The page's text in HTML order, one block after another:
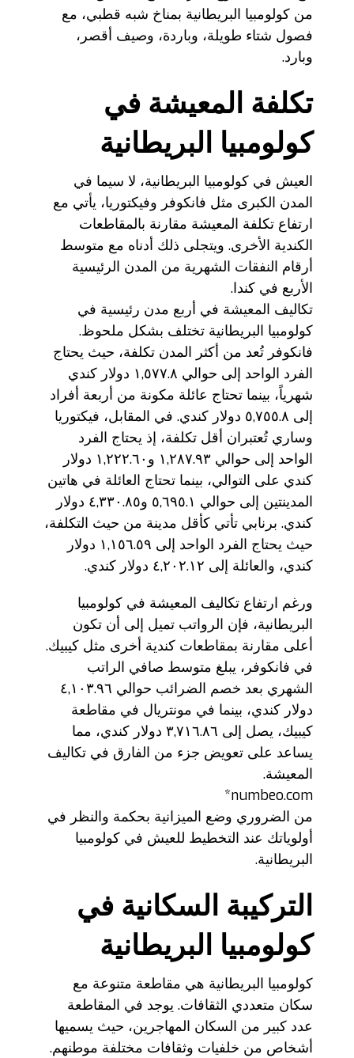
من كولومبيا البريطانية بمناخ شبه قطبي، مع
فصول شتاء طويلة، وباردة، وصيف أقصر،
وبارد.
تكلفة المعيشة في
كولومبيا البريطانية
العيش في كولومبيا البريطانية، لا سيما في
المدن الكبرى مثل فانكوفر وفيكتوريا، يأتي مع
ارتفاع تكلفة المعيشة مقارنة بالمقاطعات
الكندية الأخرى. ويتجلى ذلك أدناه مع متوسط
أرقام النفقات الشهرية من المدن الرئيسية
الأربع في كندا.
تكاليف المعيشة في أربع مدن رئيسية في
كولومبيا البريطانية تختلف بشكل ملحوظ.
فانكوفر تُعد من أكثر المدن تكلفة، حيث يحتاج
الفرد الواحد إلى حوالي ١,٥٧٧.٨ دولار كندي
شهرياً، بينما تحتاج عائلة مكونة من أربعة أفراد
إلى ٥,٧٥٥.٨ دولار كندي. في المقابل، فيكتوريا
وساري تُعتبران أقل تكلفة، إذ يحتاج الفرد
الواحد إلى حوالي ١,٢٨٧.٩٣ و١,٢٢٢.٦٠ دولار
كندي على التوالي، بينما تحتاج العائلة في هاتين
المدينتين إلى حوالي ٥,٦٩٥.١ و٤,٣٣٠.٨٥ دولار
كندي. برنابي تأتي كأقل مدينة من حيث التكلفة،
حيث يحتاج الفرد الواحد إلى ١,١٥٦.٥٩ دولار
كندي، والعائلة إلى ٤,٢٠٢.١٢ دولار كندي.
ورغم ارتفاع تكاليف المعيشة في كولومبيا
البريطانية، فإن الرواتب تميل إلى أن تكون
أعلى مقارنة بمقاطعات كندية أخرى مثل كيبيك.
في فانكوفر، يبلغ متوسط صافي الراتب
الشهري بعد خصم الضرائب حوالي ٤,١٠٣.٩٦
دولار كندي، بينما في مونتريال في مقاطعة
كيبيك، يصل إلى ٣,٧١٦.٨٦ دولار كندي، مما
يساعد على تعويض جزء من الفارق في تكاليف
المعيشة.
numbeo.com*
من الضروري وضع الميزانية بحكمة والنظر في
أولوياتك عند التخطيط للعيش في كولومبيا
البريطانية.
التركيبة السكانية في
كولومبيا البريطانية
كولومبيا البريطانية هي مقاطعة متنوعة مع
سكان متعددي الثقافات. يوجد في المقاطعة
عدد كبير من السكان المهاجرين، حيث يسميها
أشخاص من خلفيات وثقافات مختلفة موطنهم.